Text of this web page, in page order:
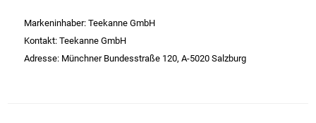
Haarkosmetik
Haushaltshelfer
Markeninhaber: Teekanne GmbH
Kontakt: Teekanne GmbH
Adresse: Münchner Bundesstraße 120, A-5020 Salzburg